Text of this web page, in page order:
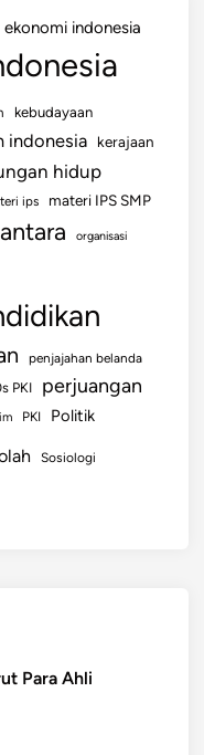
ekonomi indonesia
kebudayaan
indonesia kerajaan
hidup
ips materi IPS SMP
organisasi
penjajahan belanda
PKI perjuangan
PKI Politik
Sosiologi
Para Ahli